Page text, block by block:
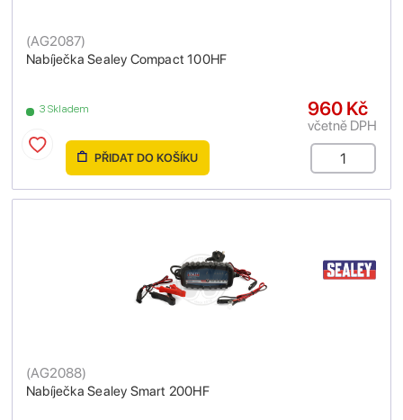
Nabíječka Sealey Compact 100HF
(AG2087)
3 Skladem 960 Kč
včetně DPH
PŘIDAT DO KOŠÍKU
Nabíječka Sealey Smart 200HF
(AG2088)